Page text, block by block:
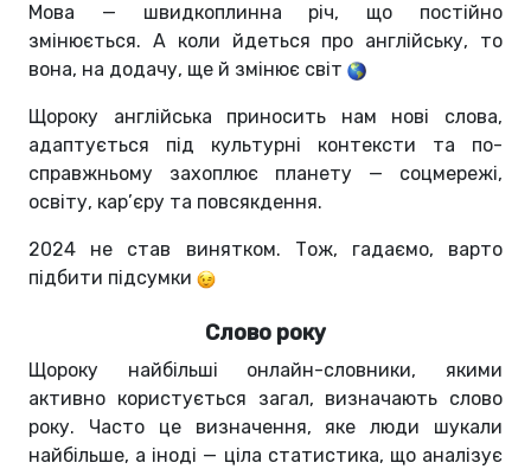
Мова — швидкоплинна річ, що постійно
змінюється. А коли йдеться про англійську, то
вона, на додачу, ще й змінює світ
Щороку англійська приносить нам нові слова,
адаптується під культурні контексти та по-
справжньому захоплює планету — соцмережі,
освіту, кар’єру та повсякдення.
2024 не став винятком. Тож, гадаємо, варто
підбити підсумки
Слово року
Щороку найбільші онлайн-словники, якими
активно користується загал, визначають слово
року. Часто це визначення, яке люди шукали
найбільше, а іноді — ціла статистика, що аналізує